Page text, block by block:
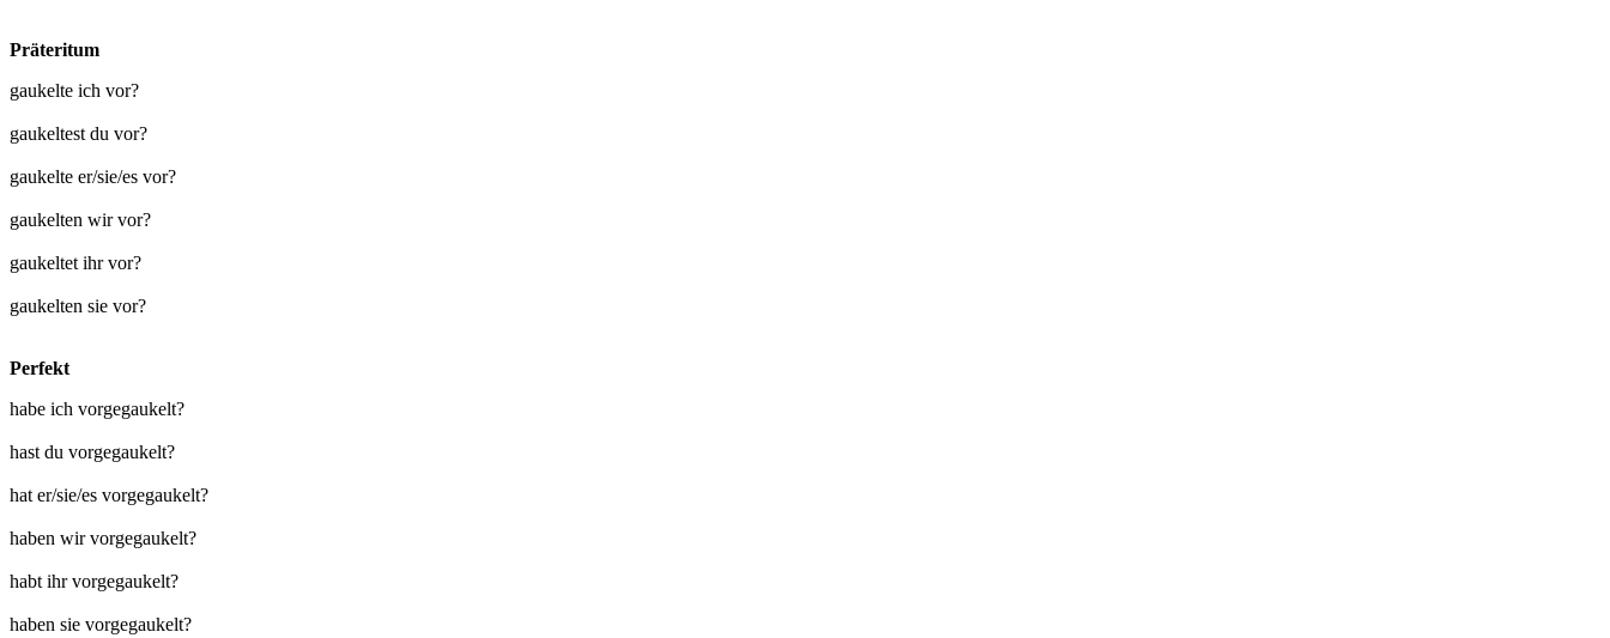
Präteritum
gaukelte ich vor?
gaukeltest du vor?
gaukelte er/sie/es vor?
gaukelten wir vor?
gaukeltet ihr vor?
gaukelten sie vor?
Perfekt
habe ich vorgegaukelt?
hast du vorgegaukelt?
hat er/sie/es vorgegaukelt?
haben wir vorgegaukelt?
habt ihr vorgegaukelt?
haben sie vorgegaukelt?